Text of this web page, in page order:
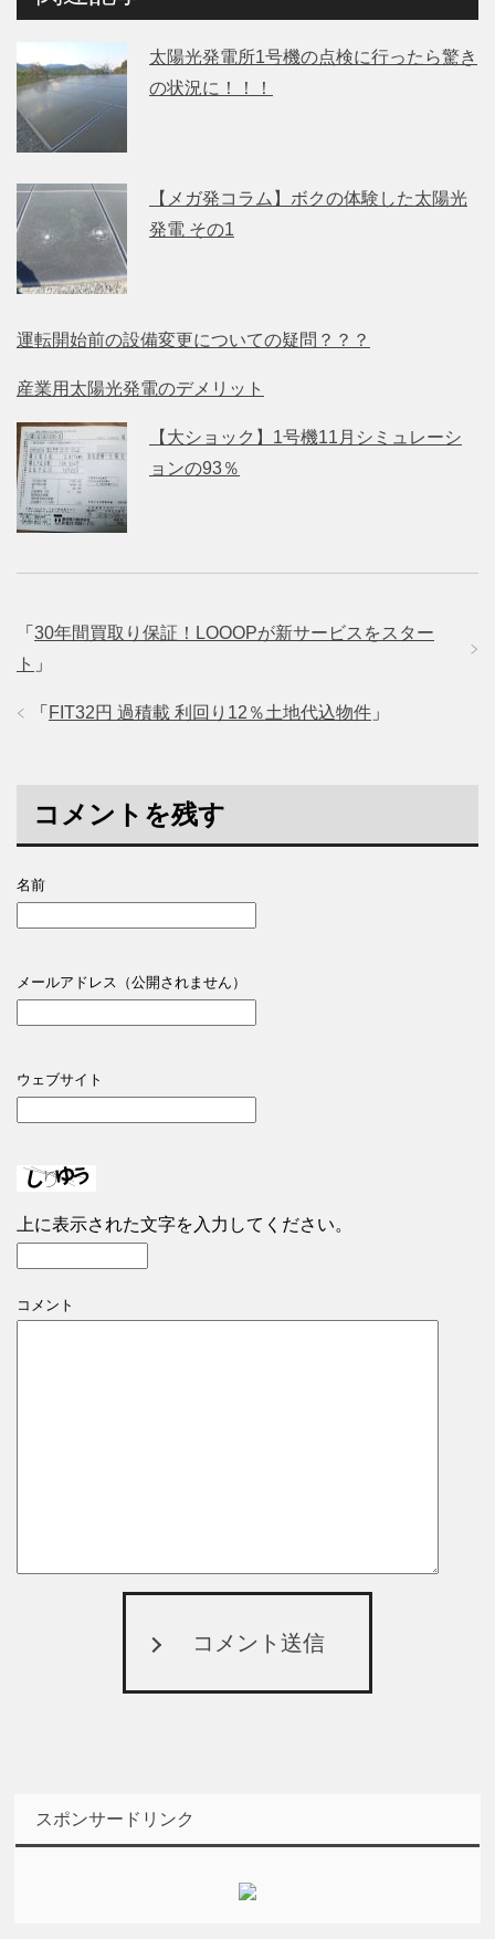
太陽光発電所1号機の点検に行ったら驚き
の状況に！！！
【メガ発コラム】ボクの体験した太陽光
発電 その1
運転開始前の設備変更についての疑問？？？
産業用太陽光発電のデメリット
【大ショック】1号機11月シミュレーシ
ョンの93％
「 30年間買取り保証！LOOOPが新サービスをスター
ト 」
「 FIT32円 過積載 利回り12％土地代込物件 」
コメントを残す
名前
メールアドレス（公開されません）
ウェブサイト
上に表示された文字を入力してください。
コメント
コメント送信
スポンサードリンク